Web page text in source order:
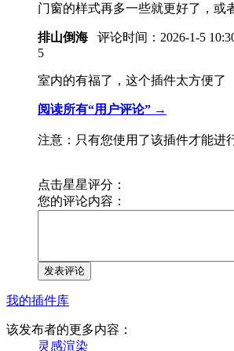
门窗的样式再多一些就更好了，或
排山倒海 评论时间： 2026-1-5
5
室内的有福了，这个插件太方便了
阅读所有“用户评论” →
注意：只有您使用了该插件才能进
点击星星评分：
您的评论内容：
发表评论
我的插件库
该发布者的更多内容：
灵感渲染